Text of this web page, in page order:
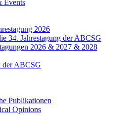
Events
2026
34. Jahrestagung der ABCSG
2026 & 2027 & 2028
der ABCSG
Publikationen
Opinions